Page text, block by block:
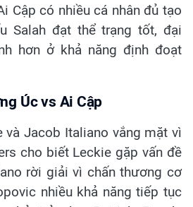
Cập có nhiều cá nhân đủ tạo
Salah đạt thể trạng tốt, đại
hơn ở khả năng định đoạt
Úc vs Ai Cập
và Jacob Italiano vắng mặt vì
cho biết Leckie gặp vấn đề
rời giải vì chấn thương cơ
nhiều khả năng tiếp tục